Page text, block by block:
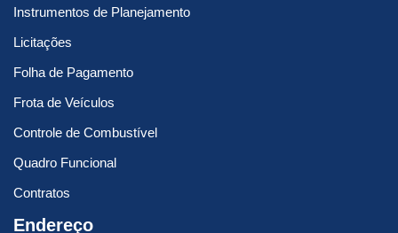
Instrumentos de Planejamento
Licitações
Folha de Pagamento
Frota de Veículos
Controle de Combustível
Quadro Funcional
Contratos
Endereço